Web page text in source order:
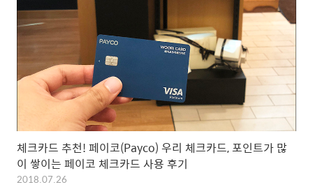
체크카드 추천! 페이코(Payco) 우리 체크카드, 포인트가 많
이 쌓이는 페이코 체크카드 사용 후기
2018.07.26